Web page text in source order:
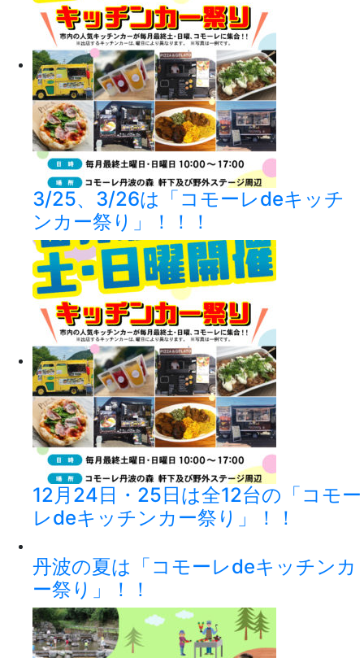
3/25、3/26は「コモーレdeキッチ
ンカー祭り」！！！
12月24日・25日は全12台の「コモー
レdeキッチンカー祭り」！！
丹波の夏は「コモーレdeキッチンカ
ー祭り」！！